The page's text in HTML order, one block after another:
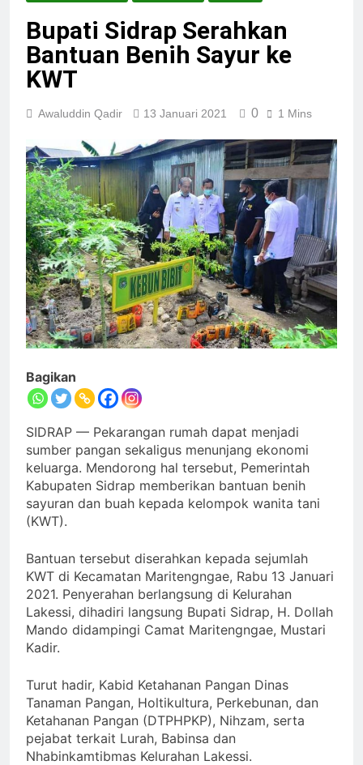
Bupati Sidrap Serahkan
Bantuan Benih Sayur ke
KWT
Awaluddin Qadir 13 Januari 2021 0 1 Mins
Bagikan
SIDRAP — Pekarangan rumah dapat menjadi
sumber pangan sekaligus menunjang ekonomi
keluarga. Mendorong hal tersebut, Pemerintah
Kabupaten Sidrap memberikan bantuan benih
sayuran dan buah kepada kelompok wanita tani
(KWT).
Bantuan tersebut diserahkan kepada sejumlah
KWT di Kecamatan Maritengngae, Rabu 13 Januari
2021. Penyerahan berlangsung di Kelurahan
Lakessi, dihadiri langsung Bupati Sidrap, H. Dollah
Mando didampingi Camat Maritengngae, Mustari
Kadir.
Turut hadir, Kabid Ketahanan Pangan Dinas
Tanaman Pangan, Holtikultura, Perkebunan, dan
Ketahanan Pangan (DTPHPKP), Nihzam, serta
pejabat terkait Lurah, Babinsa dan
Nhabinkamtibmas Kelurahan Lakessi.